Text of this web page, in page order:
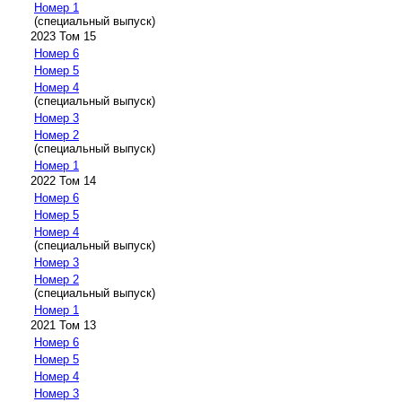
Номер 1
(специальный выпуск)
2023 Том 15
Номер 6
Номер 5
Номер 4
(специальный выпуск)
Номер 3
Номер 2
(специальный выпуск)
Номер 1
2022 Том 14
Номер 6
Номер 5
Номер 4
(специальный выпуск)
Номер 3
Номер 2
(специальный выпуск)
Номер 1
2021 Том 13
Номер 6
Номер 5
Номер 4
Номер 3